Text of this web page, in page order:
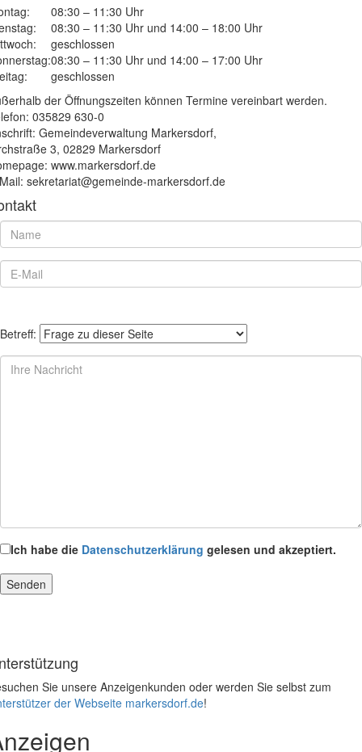
08:30 – 11:30 Uhr
08:30 – 11:30 Uhr und 14:00 – 18:00 Uhr
geschlossen
08:30 – 11:30 Uhr und 14:00 – 17:00 Uhr
geschlossen
der Öffnungszeiten können Termine vereinbart werden.
035829 630-0
Gemeindeverwaltung Markersdorf,
3, 02829 Markersdorf
www.markersdorf.de
sekretariat@gemeinde-markersdorf.de
Betreff:
Ich habe die Datenschutzerklärung gelesen und akzeptiert.
Sie unsere Anzeigenkunden oder werden Sie selbst zum
der Webseite markersdorf.de!